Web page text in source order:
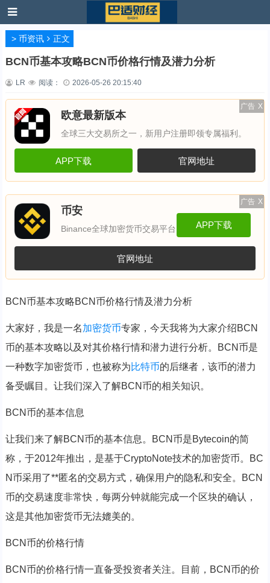
> 币资讯 正文
BCN币基本攻略BCN币价格行情及潜力分析
LR 阅读： 2026-05-26 20:15:40
广告 X
欧意最新版本
全球三大交易所之一，新用户注册即领专属福利。
APP下载 官网地址
广告 X
币安
Binance全球加密货币交易平台 APP下载
官网地址
BCN币基本攻略BCN币价格行情及潜力分析
大家好，我是一名加密货币专家，今天我将为大家介绍BCN
币的基本攻略以及对其价格行情和潜力进行分析。BCN币是
一种数字加密货币，也被称为比特币的后继者，该币的潜力
备受瞩目。让我们深入了解BCN币的相关知识。
BCN币的基本信息
让我们来了解BCN币的基本信息。BCN币是Bytecoin的简
称，于2012年推出，是基于CryptoNote技术的加密货币。BC
N币采用了**匿名的交易方式，确保用户的隐私和安全。BCN
币的交易速度非常快，每两分钟就能完成一个区块的确认，
这是其他加密货币无法媲美的。
BCN币的价格行情
BCN币的价格行情一直备受投资者关注。目前，BCN币的价